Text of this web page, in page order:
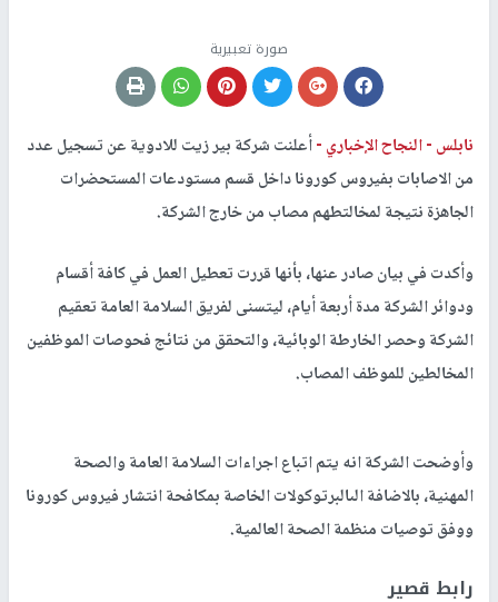
صورة تعبيرية
نابلس -النجاح الإخباري -أعلنت شركة بير زيت للادوية عن تسجيل عدد
من الاصابات بفيروس كورونا داخل قسم مستودعات المستحضرات
الجاهزة نتيجة لمخالتطهم مصاب من خارج الشركة.
وأكدت في بيان صادر عنها، بأنها قررت تعطيل العمل في كافة أقسام
ودوائر الشركة مدة أربعة أيام، ليتسنى لفريق السلامة العامة تعقيم
الشركة وحصر الخارطة الوبائية، والتحقق من نتائج فحوصات الموظفين
المخالطين للموظف المصاب.
وأوضحت الشركة انه يتم اتباع اجراءات السلامة العامة والصحة
المهنية، بالاضافة الىالبرتوكولات الخاصة بمكافحة انتشار فيروس كورونا
ووفق توصيات منظمة الصحة العالمية.
رابط قصير